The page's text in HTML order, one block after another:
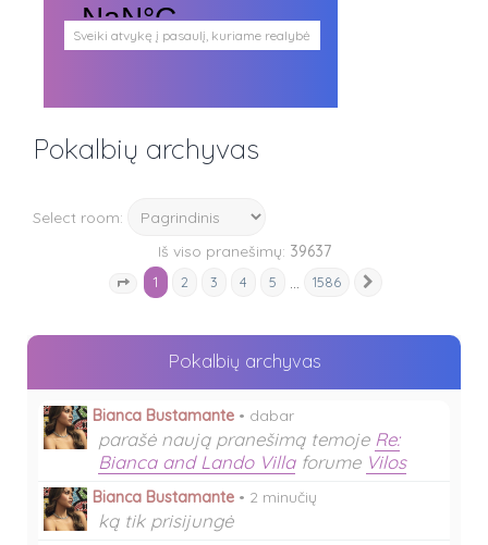
Sveiki atvykę į pasaulį, kuriame realybė
persipina su mistika. Pasaulį, kuris
Užimti veidai
Ištikimųjų būstinė
Nemirtingųjų būstinė
Pokalbių archyvas
Select room:
Iš viso pranešimų: 39637
Puslapis1 1586
1 2 3 4 5 … 1586
Pokalbių archyvas
Bianca Bustamante • dabar
parašė naują pranešimą temoje Re:
Bianca and Lando Villaforume Vilos
Bianca Bustamante • 2 minučių
ką tik prisijungė